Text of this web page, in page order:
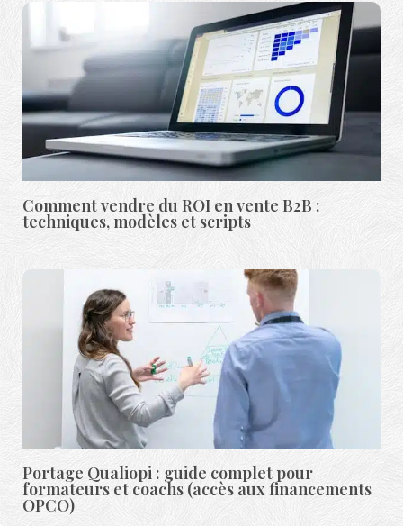
Comment vendre du ROI en vente B2B :
techniques, modèles et scripts
Portage Qualiopi : guide complet pour
formateurs et coachs (accès aux financements
OPCO)